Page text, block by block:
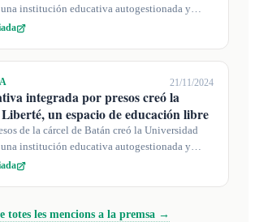
institución educativa autogestionada y
21/11/2024
integrada por presos creó la
un espacio de educación libre
de la cárcel de Batán creó la Universidad
institución educativa autogestionada y
totes les mencions a la premsa →